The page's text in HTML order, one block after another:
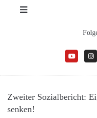
Zweiter Sozialbericht:
senken!